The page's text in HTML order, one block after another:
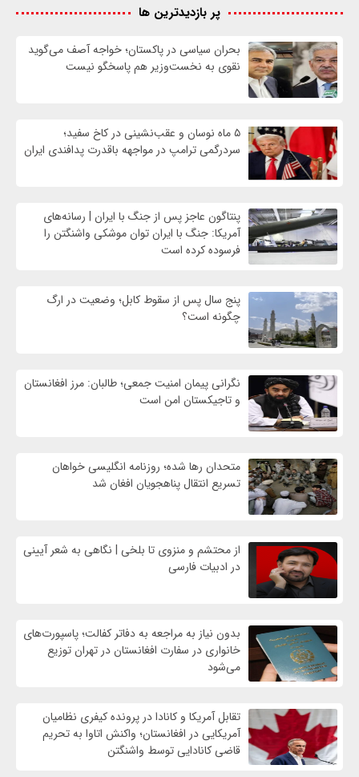
پر بازدیدترین ها
بحران سیاسی در پاکستان؛ خواجه آصف می‌گوید
نقوی به نخست‌وزیر هم پاسخگو نیست
۵ ماه نوسان و عقب‌نشینی در کاخ سفید؛
سردرگمی ترامپ در مواجهه باقدرت پدافندی ایران
پنتاگون عاجز پس از جنگ با ایران | رسانه‌های
آمریکا: جنگ با ایران توان موشکی واشنگتن را
فرسوده کرده است
پنج سال پس از سقوط کابل؛ وضعیت در ارگ
چگونه است؟
نگرانی پیمان امنیت جمعی؛ طالبان: مرز افغانستان
و تاجیکستان امن است
متحدان رها شده؛ روزنامه انگلیسی خواهان
تسریع انتقال پناهجویان افغان شد
از محتشم و منزوی تا بلخی | نگاهی به شعر آیینی
در ادبیات فارسی
بدون نیاز به مراجعه به دفاتر کفالت؛ پاسپورت‌های
خانواری در سفارت افغانستان در تهران توزیع
می‌شود
تقابل آمریکا و کانادا در پرونده کیفری نظامیان
آمریکایی در افغانستان؛ واکنش اتاوا به تحریم
قاضی کانادایی توسط واشنگتن